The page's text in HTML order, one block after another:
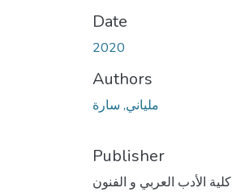
Date
2020
Authors
ملياني, سارة
Publisher
كلية الأدب العربي و الفنون